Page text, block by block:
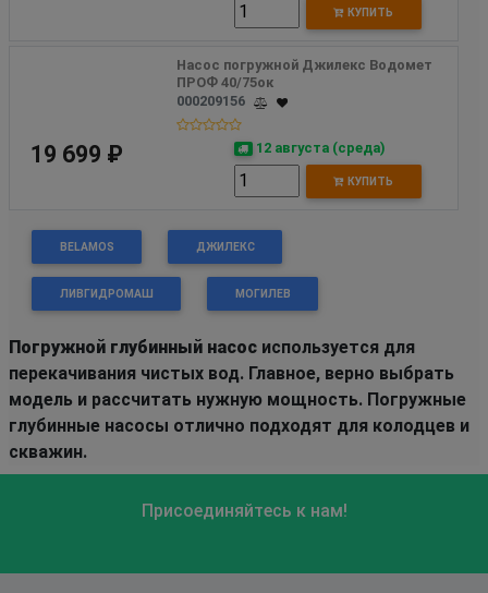
КУПИТЬ
Насос погружной Джилекс Водомет
ПРОФ 40/75ок
000209156
19 699 ₽ 12 августа (среда)
КУПИТЬ
BELAMOS ДЖИЛЕКС
ЛИВГИДРОМАШ МОГИЛЕВ
Погружной глубинный насос используется для
перекачивания чистых вод. Главное, верно выбрать
модель и рассчитать нужную мощность. Погружные
глубинные насосы отлично подходят для колодцев и
скважин.
Присоединяйтесь к нам!